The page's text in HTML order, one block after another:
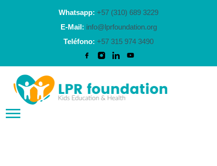
Whatsapp: +57 (310) 689 3229
E-Mail: info@lprfoundation.org
Teléfono: +57 315 974 3490